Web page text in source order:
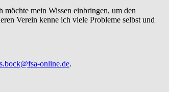
möchte mein Wissen einbringen, um den
Verein kenne ich viele Probleme selbst und
s.bock@fsa-online.de.